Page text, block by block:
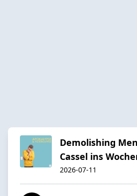
Demolishing
Cassel ins
2026-07-11